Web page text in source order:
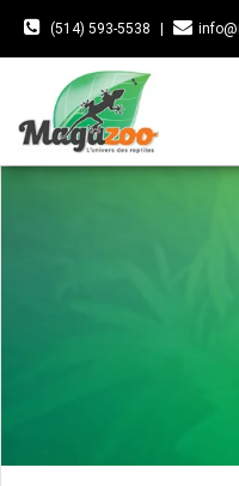
(514) 593-5538